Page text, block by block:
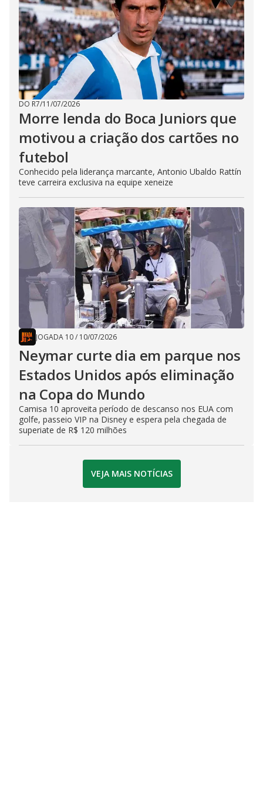
DO R7/11/07/2026
Morre lenda do Boca Juniors que
motivou a criação dos cartões no
futebol
Conhecido pela liderança marcante, Antonio Ubaldo Rattín
teve carreira exclusiva na equipe xeneize
JOGADA 10/ 10/07/2026
Neymar curte dia em parque nos
Estados Unidos após eliminação
na Copa do Mundo
Camisa 10 aproveita período de descanso nos EUA com
golfe, passeio VIP na Disney e espera pela chegada de
superiate de R$ 120 milhões
VEJA MAIS NOTÍCIAS